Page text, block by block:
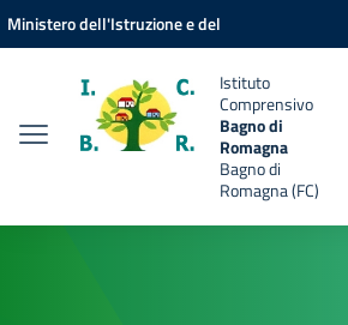
Vai ai contenuti
Vai al menu di navigazione
Vai al footer
Ministero dell'Istruzione e del
Istituto
Comprensivo
Bagno di
Romagna
Bagno di
Romagna (FC)